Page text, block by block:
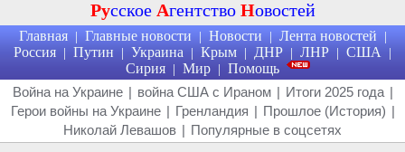
Русское Агентство Новостей
Главная | Главные новости | Новости | Лента новостей |
Россия | Путин | Украина | Крым | ДНР | ЛНР | США |
Сирия | Мир | Помощь
Война на Украине | война США с Ираном | Итоги 2025 года |
Герои войны на Украине | Гренландия | Прошлое (История) |
Николай Левашов | Популярные в соцсетях